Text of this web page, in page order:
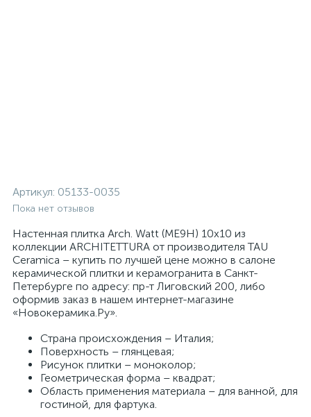
Артикул: 05133-0035
Пока нет отзывов
Настенная плитка Arch. Watt (ME9H) 10x10 из
коллекции ARCHITETTURA от производителя TAU
Ceramica – купить по лучшей цене можно в салоне
керамической плитки и керамогранита в Санкт-
Петербурге по адресу: пр-т Лиговский 200, либо
оформив заказ в нашем интернет-магазине
«Новокерамика.Ру».
Страна происхождения – Италия;
Поверхность – глянцевая;
Рисунок плитки – моноколор;
Геометрическая форма – квадрат;
Область применения материала – для ванной, для
гостиной, для фартука.